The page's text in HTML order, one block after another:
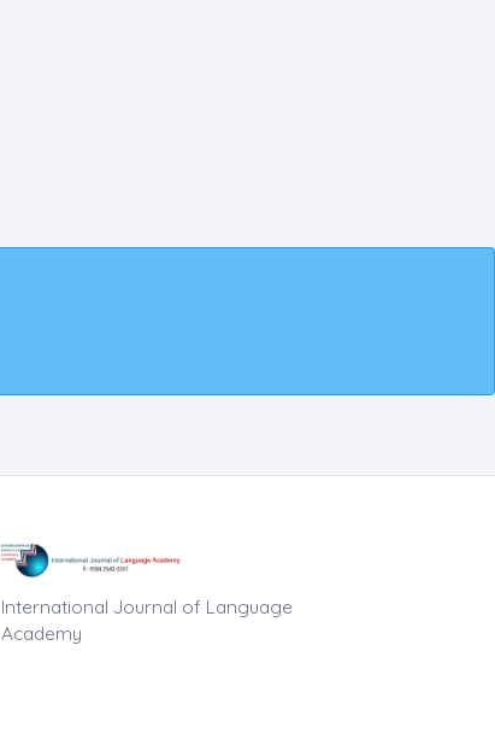
International Journal of Language
Academy